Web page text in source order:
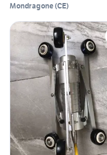
Mondragone(CE)